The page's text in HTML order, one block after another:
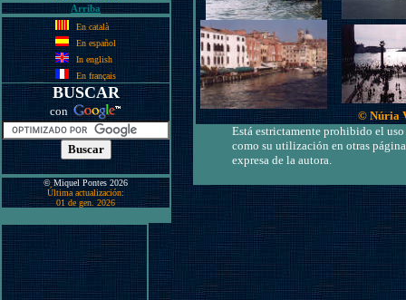
Arriba
En català
En español
In english
En français
BUSCAR
con
© Miquel Pontes 2026
Última actualización:
01 de gen. 2026
© Núria
Está estrictamente prohibido el
como su utilización en otras
expresa de la autora.